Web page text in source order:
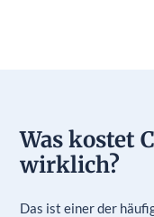
Was kostet
wirklich?
Das ist einer der